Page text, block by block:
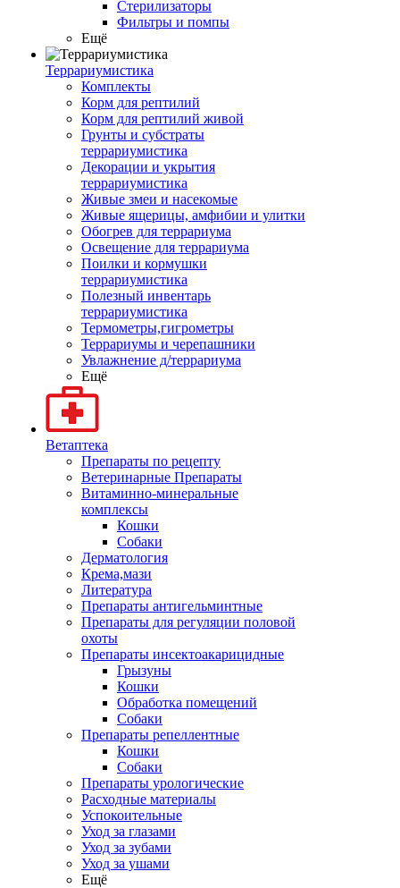
Стерилизаторы
Фильтры и помпы
Ещё
Террариумистика
Комплекты
Корм для рептилий
Корм для рептилий живой
Грунты и субстраты
террариумистика
Декорации и укрытия
террариумистика
Живые змеи и насекомые
Живые ящерицы, амфибии и улитки
Обогрев для террариума
Освещение для террариума
Поилки и кормушки
террариумистика
Полезный инвентарь
террариумистика
Термометры,гигрометры
Террариумы и черепашники
Увлажнение д/террариума
Ещё
Ветаптека
Препараты по рецепту
Ветеринарные Препараты
Витаминно-минеральные
комплексы
Кошки
Собаки
Дерматология
Крема,мази
Литература
Препараты антигельминтные
Препараты для регуляции половой
охоты
Препараты инсектоакарицидные
Грызуны
Кошки
Обработка помещений
Собаки
Препараты репеллентные
Кошки
Собаки
Препараты урологические
Расходные материалы
Успокоительные
Уход за глазами
Уход за зубами
Уход за ушами
Ещё